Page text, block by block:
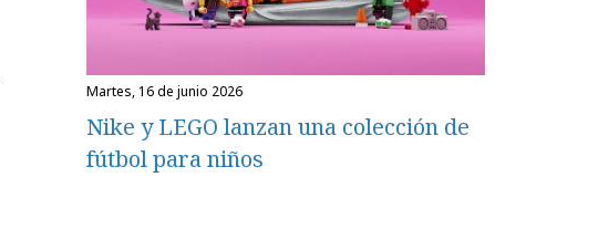
martes, 16 de junio 2026
Nike y LEGO lanzan una colección de
fútbol para niños